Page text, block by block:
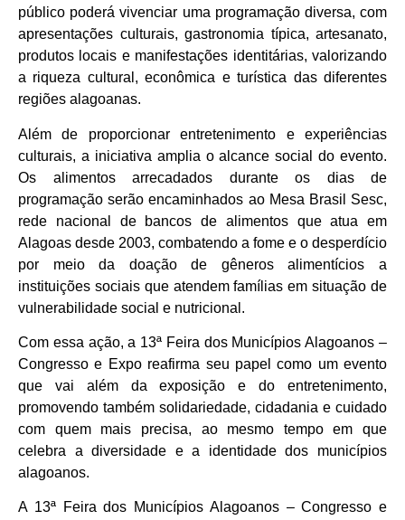
público poderá vivenciar uma programação diversa, com
apresentações culturais, gastronomia típica, artesanato,
produtos locais e manifestações identitárias, valorizando
a riqueza cultural, econômica e turística das diferentes
regiões alagoanas.
Além de proporcionar entretenimento e experiências
culturais, a iniciativa amplia o alcance social do evento.
Os alimentos arrecadados durante os dias de
programação serão encaminhados ao Mesa Brasil Sesc,
rede nacional de bancos de alimentos que atua em
Alagoas desde 2003, combatendo a fome e o desperdício
por meio da doação de gêneros alimentícios a
instituições sociais que atendem famílias em situação de
vulnerabilidade social e nutricional.
Com essa ação, a 13ª Feira dos Municípios Alagoanos –
Congresso e Expo reafirma seu papel como um evento
que vai além da exposição e do entretenimento,
promovendo também solidariedade, cidadania e cuidado
com quem mais precisa, ao mesmo tempo em que
celebra a diversidade e a identidade dos municípios
alagoanos.
A 13ª Feira dos Municípios Alagoanos – Congresso e